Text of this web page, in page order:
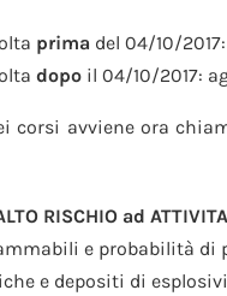
prima del 04/10/
dopo il 04/10/2017:
corsi avviene ora
RISCHIO ad
e probabilità di
e depositi di